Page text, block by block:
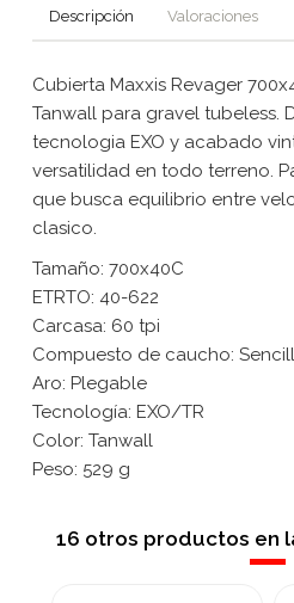
Descripción Valoraciones
Cubierta Maxxis Revager
Tanwall para gravel tubeless.
tecnologia EXO y acabado
versatilidad en todo terreno.
que busca equilibrio entre
clasico.
Tamaño: 700x40C
ETRTO: 40-622
Carcasa: 60 tpi
Compuesto de caucho:
Aro: Plegable
Tecnología: EXO/TR
Color: Tanwall
Peso: 529 g
16 otros productos en